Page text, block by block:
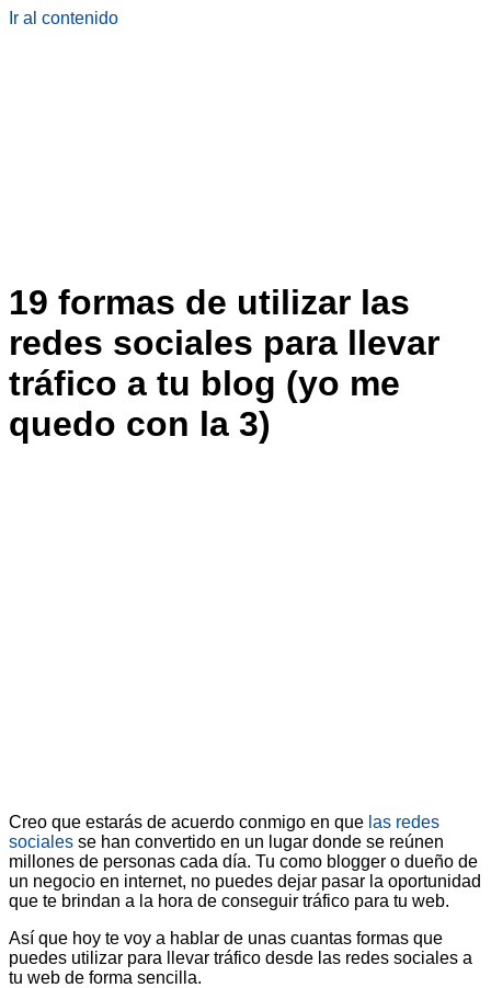
Ir al contenido
19 formas de utilizar las
redes sociales para llevar
tráfico a tu blog (yo me
quedo con la 3)
Creo que estarás de acuerdo conmigo en que las redes
sociales se han convertido en un lugar donde se reúnen
millones de personas cada día. Tu como blogger o dueño de
un negocio en internet, no puedes dejar pasar la oportunidad
que te brindan a la hora de conseguir tráfico para tu web.
Así que hoy te voy a hablar de unas cuantas formas que
puedes utilizar para llevar tráfico desde las redes sociales a
tu web de forma sencilla.